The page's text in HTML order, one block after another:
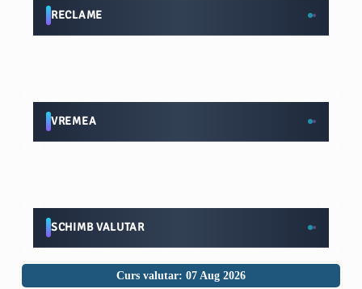
RECLAME
VREMEA
SCHIMB VALUTAR
Curs valutar: 07 Aug 2026